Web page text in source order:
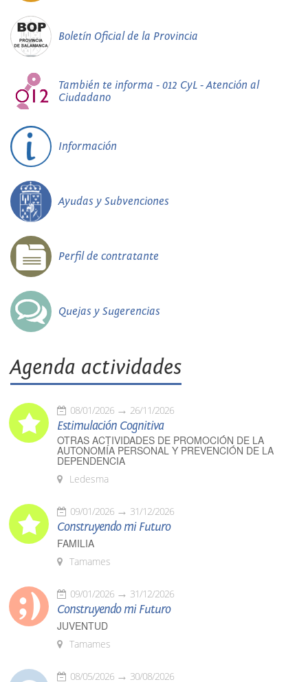
Boletín Oficial de la Provincia
También te informa - 012 CyL - Atención al
Ciudadano
Información
Ayudas y Subvenciones
Perfil de contratante
Quejas y Sugerencias
Agenda actividades
08/01/2026 26/11/2026
Estimulación Cognitiva
OTRAS ACTIVIDADES DE PROMOCIÓN DE LA
AUTONOMÍA PERSONAL Y PREVENCIÓN DE LA
DEPENDENCIA
Ledesma
09/01/2026 31/12/2026
Construyendo mi Futuro
FAMILIA
Tamames
09/01/2026 31/12/2026
Construyendo mi Futuro
JUVENTUD
Tamames
08/05/2026 30/08/2026